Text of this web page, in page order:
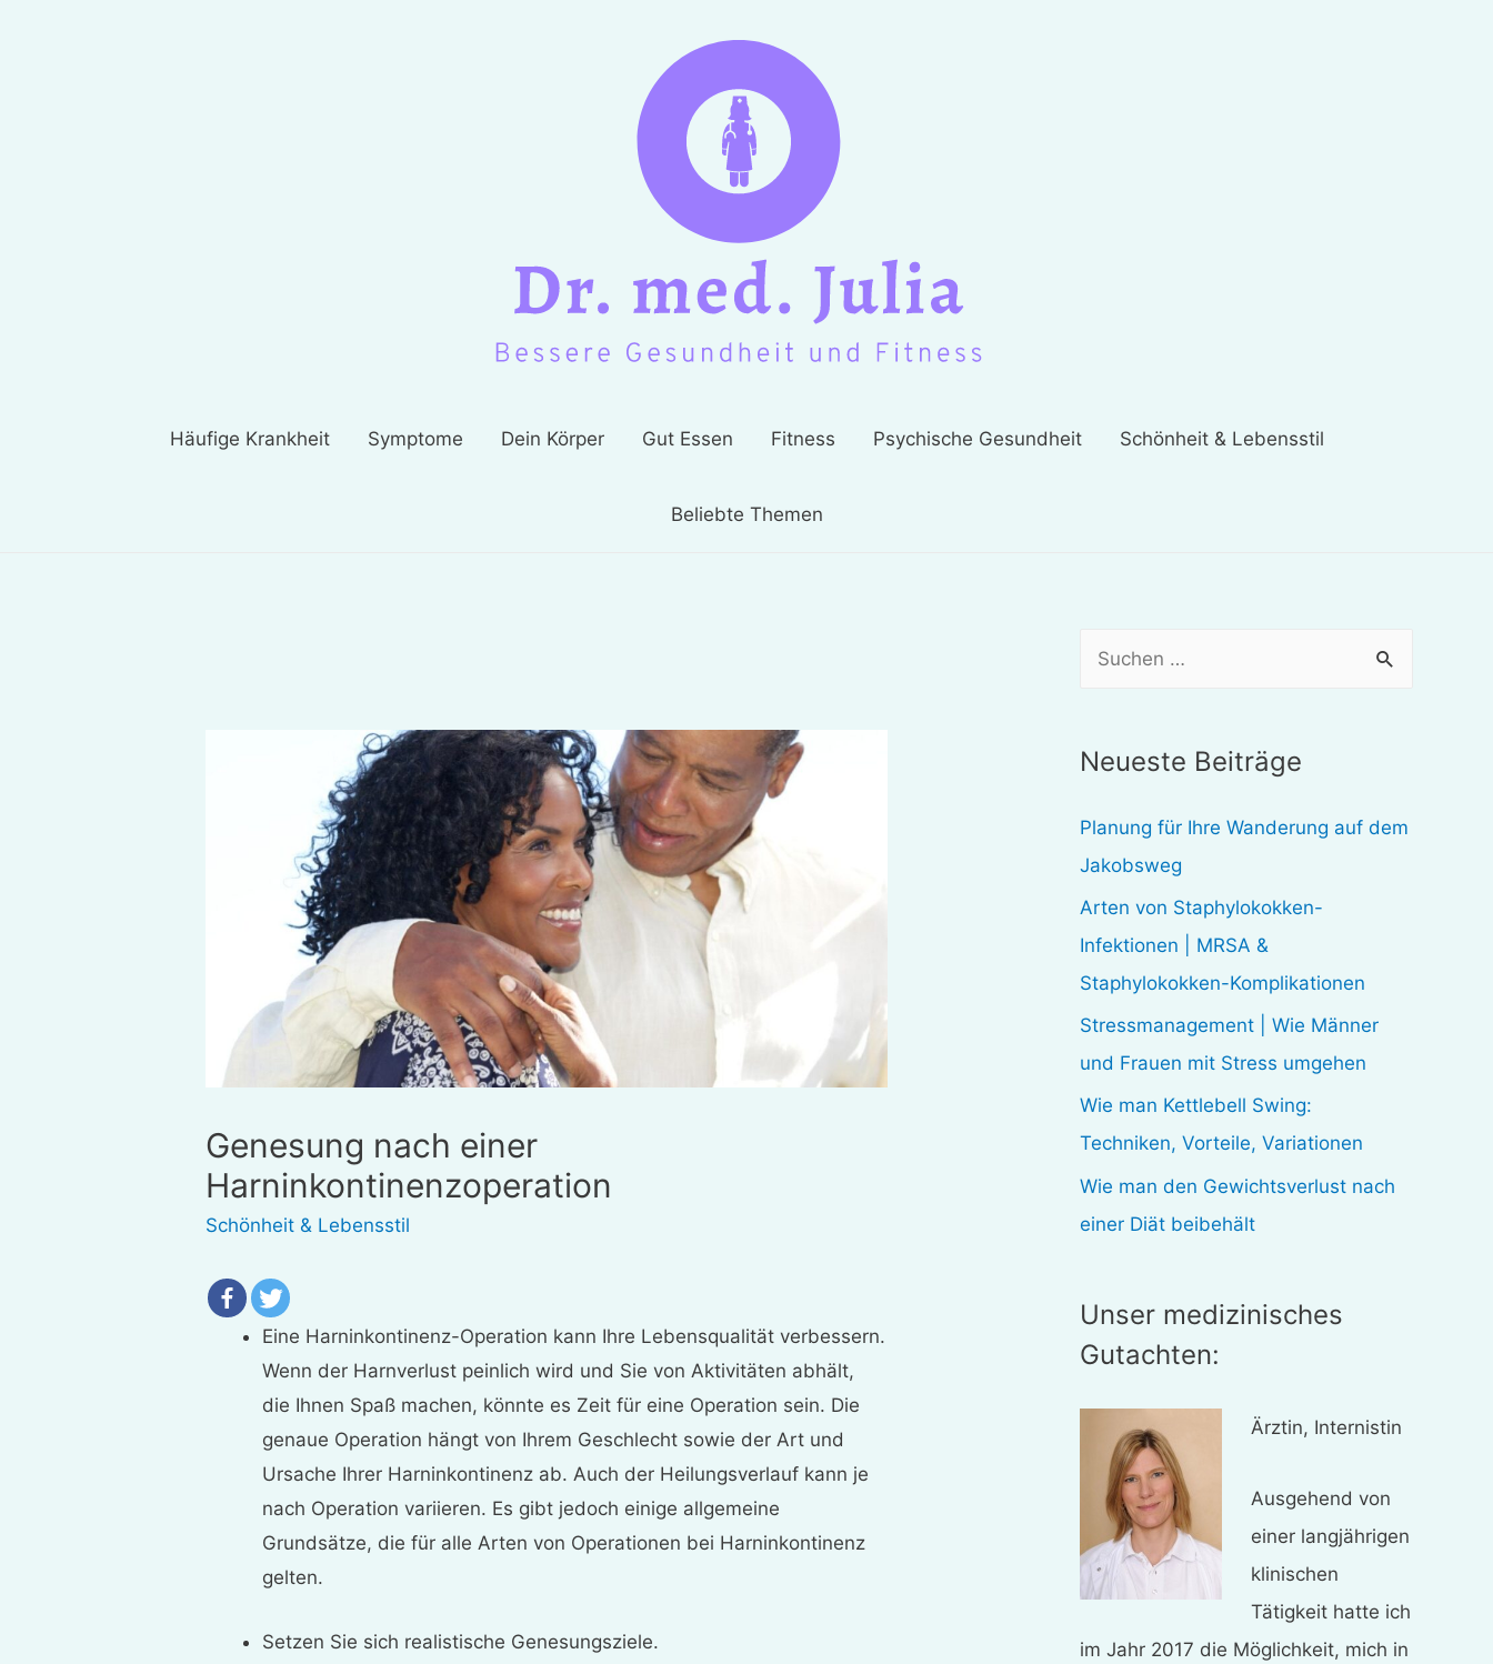
Häufige Krankheit Symptome Dein Körper Gut Essen Fitness Psychische Gesundheit Schönheit & Lebensstil
Beliebte Themen
Genesung nach einer
Harninkontinenzoperation
Schönheit & Lebensstil
Eine Harninkontinenz-Operation kann Ihre Lebensqualität verbessern.
Wenn der Harnverlust peinlich wird und Sie von Aktivitäten abhält,
die Ihnen Spaß machen, könnte es Zeit für eine Operation sein. Die
genaue Operation hängt von Ihrem Geschlecht sowie der Art und
Ursache Ihrer Harninkontinenz ab. Auch der Heilungsverlauf kann je
nach Operation variieren. Es gibt jedoch einige allgemeine
Grundsätze, die für alle Arten von Operationen bei Harninkontinenz
gelten.
Setzen Sie sich realistische Genesungsziele.
h
n
n
a
c
h
:
Neueste Beiträge
Planung für Ihre Wanderung auf dem
Jakobsweg
Arten von Staphylokokken-
Infektionen | MRSA &
Staphylokokken-Komplikationen
Stressmanagement | Wie Männer
und Frauen mit Stress umgehen
Wie man Kettlebell Swing:
Techniken, Vorteile, Variationen
Wie man den Gewichtsverlust nach
einer Diät beibehält
Unser medizinisches
Gutachten:
Ärztin, Internistin
Ausgehend von
einer langjährigen
klinischen
Tätigkeit hatte ich
im Jahr 2017 die Möglichkeit, mich in